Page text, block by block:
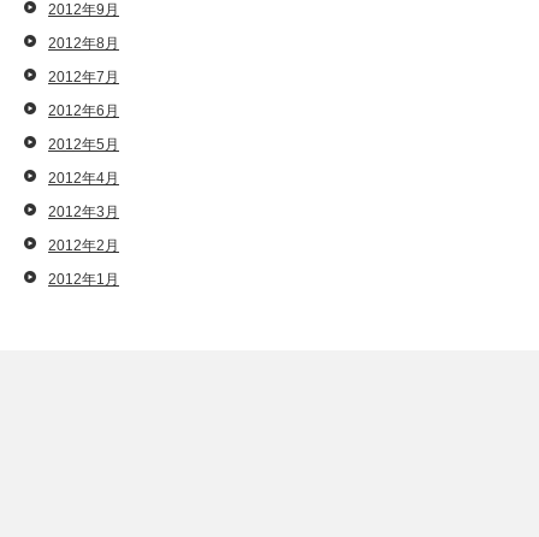
2012年9月
2012年8月
2012年7月
2012年6月
2012年5月
2012年4月
2012年3月
2012年2月
2012年1月